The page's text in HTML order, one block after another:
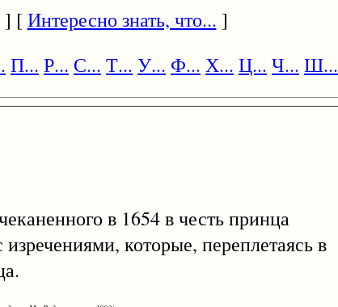
] [Интересно знать, что... ]
П... Р... С... Т... У... Ф... Х... Ц... Ч... Ш...
в 1654 в честь принца
которые, переплетаясь в